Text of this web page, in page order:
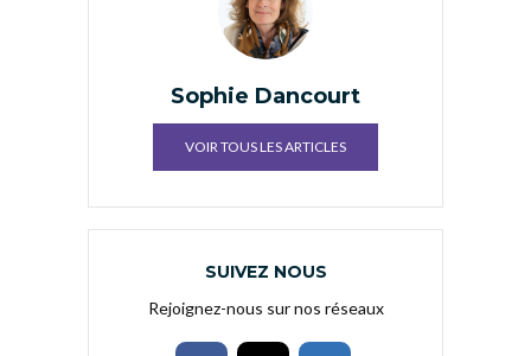
Sophie Dancourt
VOIR TOUS LES ARTICLES
SUIVEZ NOUS
Rejoignez-nous sur nos réseaux